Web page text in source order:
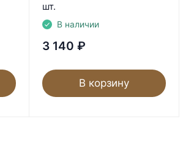
шт.
В наличии
3 140 ₽
В корзину